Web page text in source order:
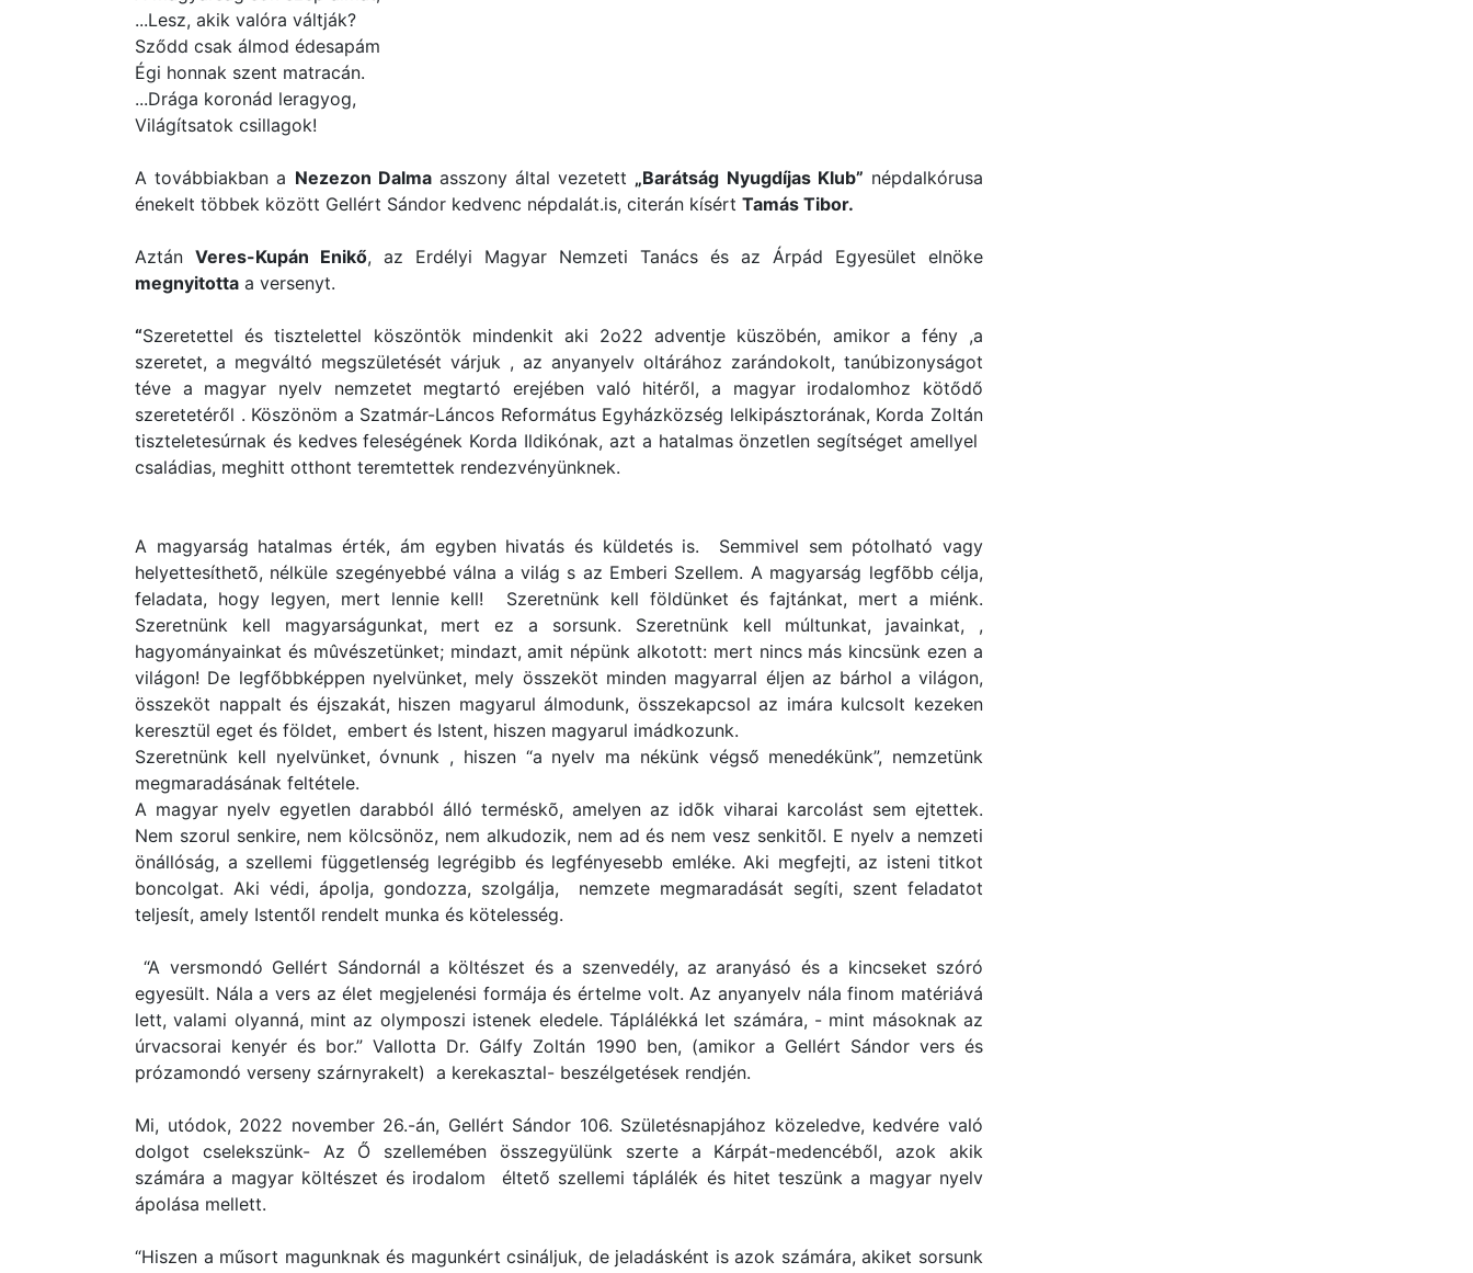
...Lesz, akik valóra váltják?
Sződd csak álmod édesapám
Égi honnak szent matracán.
...Drága koronád leragyog,
Világítsatok csillagok!
A továbbiakban a Nezezon Dalmaasszony által vezetett „Barátság Nyugdíjas Klub” népdalkórusa
énekelt többek között Gellért Sándor kedvenc népdalát.is, citerán kísért Tamás Tibor.
Aztán Veres-Kupán Enikő, az Erdélyi Magyar Nemzeti Tanács és az Árpád Egyesület elnöke
megnyitotta a versenyt.
“Szeretettel és tisztelettel köszöntök mindenkit aki 2o22 adventje küszöbén, amikor a fény ,a
szeretet, a megváltó megszületését várjuk , az anyanyelv oltárához zarándokolt, tanúbizonyságot
téve a magyar nyelv nemzetet megtartó erejében való hitéről, a magyar irodalomhoz kötődő
szeretetéről . Köszönöm a Szatmár-Láncos Református Egyházközség lelkipásztorának, Korda Zoltán
tiszteletesúrnak és kedves feleségének Korda Ildikónak, azt a hatalmas önzetlen segítséget amellyel
családias, meghitt otthont teremtettek rendezvényünknek.
A magyarság hatalmas érték, ám egyben hivatás és küldetés is. Semmivel sem pótolható vagy
helyettesíthetõ, nélküle szegényebbé válna a világ s az Emberi Szellem. A magyarság legfõbb célja,
feladata, hogy legyen, mert lennie kell! Szeretnünk kell földünket és fajtánkat, mert a miénk.
Szeretnünk kell magyarságunkat, mert ez a sorsunk. Szeretnünk kell múltunkat, javainkat, ,
hagyományainkat és mûvészetünket; mindazt, amit népünk alkotott: mert nincs más kincsünk ezen a
világon! De legfőbbképpen nyelvünket, mely összeköt minden magyarral éljen az bárhol a világon,
összeköt nappalt és éjszakát, hiszen magyarul álmodunk, összekapcsol az imára kulcsolt kezeken
keresztül eget és földet, embert és Istent, hiszen magyarul imádkozunk.
Szeretnünk kell nyelvünket, óvnunk , hiszen “a nyelv ma nékünk végső menedékünk”, nemzetünk
megmaradásának feltétele.
A magyar nyelv egyetlen darabból álló terméskõ, amelyen az idõk viharai karcolást sem ejtettek.
Nem szorul senkire, nem kölcsönöz, nem alkudozik, nem ad és nem vesz senkitõl. E nyelv a nemzeti
önállóság, a szellemi függetlenség legrégibb és legfényesebb emléke. Aki megfejti, az isteni titkot
boncolgat. Aki védi, ápolja, gondozza, szolgálja, nemzete megmaradását segíti, szent feladatot
teljesít, amely Istentől rendelt munka és kötelesség.
“A versmondó Gellért Sándornál a költészet és a szenvedély, az aranyásó és a kincseket szóró
egyesült. Nála a vers az élet megjelenési formája és értelme volt. Az anyanyelv nála finom matériává
lett, valami olyanná, mint az olymposzi istenek eledele. Táplálékká let számára, - mint másoknak az
úrvacsorai kenyér és bor.” Vallotta Dr. Gálfy Zoltán 1990 ben, (amikor a Gellért Sándor vers és
prózamondó verseny szárnyrakelt) a kerekasztal- beszélgetések rendjén.
Mi, utódok, 2022 november 26.-án, Gellért Sándor 106. Születésnapjához közeledve, kedvére való
dolgot cselekszünk- Az Ő szellemében összegyülünk szerte a Kárpát-medencéből, azok akik
számára a magyar költészet és irodalom éltető szellemi táplálék és hitet teszünk a magyar nyelv
ápolása mellett.
“Hiszen a műsort magunknak és magunkért csináljuk, de jeladásként is azok számára, akiket sorsunk